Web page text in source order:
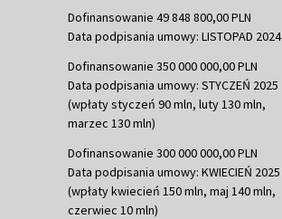
Dofinansowanie 49 848 800,00 PLN
Data podpisania umowy: LISTOPAD 2024
Dofinansowanie 350 000 000,00 PLN
Data podpisania umowy: STYCZEŃ 2025
(wpłaty styczeń 90 mln, luty 130 mln,
marzec 130 mln)
Dofinansowanie 300 000 000,00 PLN
Data podpisania umowy: KWIECIEŃ 2025
(wpłaty kwiecień 150 mln, maj 140 mln,
czerwiec 10 mln)